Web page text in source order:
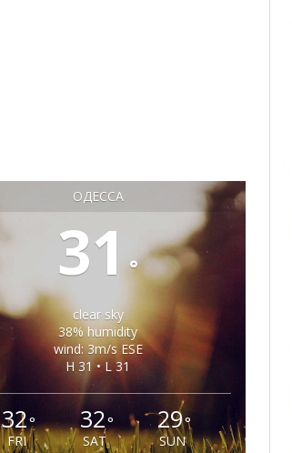
ОДЕССА
31°
clear sky
38% humidity
wind: 3m/s ESE
H 31 • L 31
32°
FRI
32°
SAT
29°
SUN